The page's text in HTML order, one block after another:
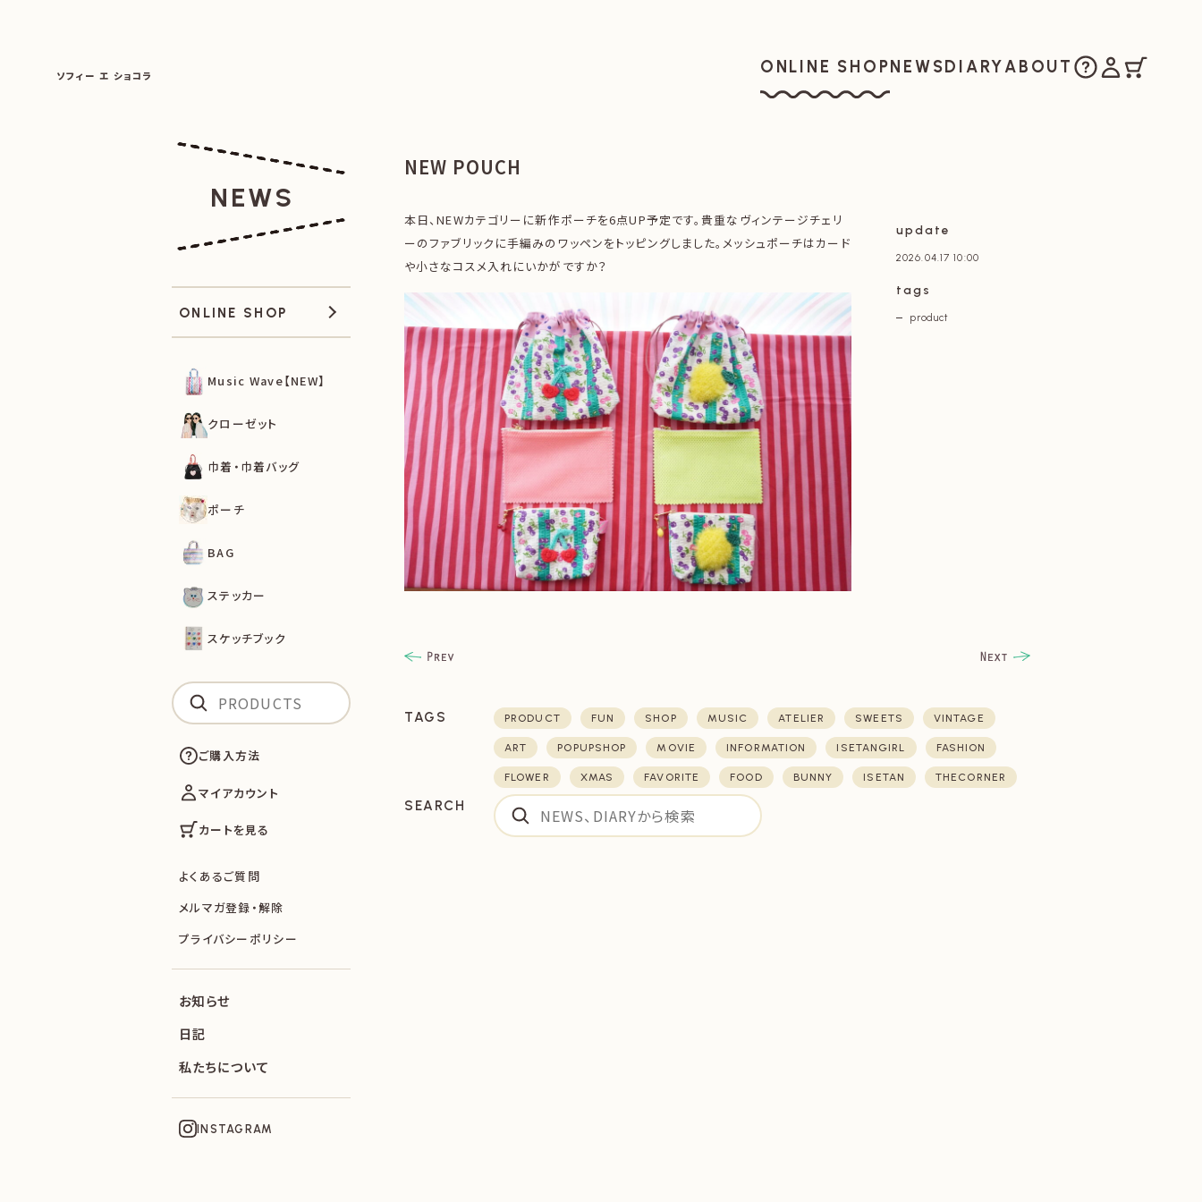
ソフィー エ ショコラ
||
ONLINE SHOP NEWSお知らせ
DIARY日記
ABOUT 私たちについて
ご購入方法
マイアカウ
NEWS
NEW POUCH
本日、NEWカテゴリーに新作ポーチを6点UP予定です。貴重なヴィンテージチェリ
ーのファブリックに手編みのワッペンをトッピングしました。メッシュポーチはカード
や小さなコスメ入れにいかがですか？
update
2026.04.17 10:00
tags
product
TAGS PRODUCT FUN SHOP MUSIC ATELIER SWEETS VINTAGE
ART POPUPSHOP MOVIE INFORMATION ISETANGIRL FASHION
FLOWER XMAS FAVORITE FOOD BUNNY ISETAN THECORNER
SEARCH
ONLINE SHOP
Music Wave【NEW】
クローゼット
巾着・巾着バッグ
ポーチ
BAG
ステッカー
スケッチブック
ご購入方法
マイアカウント
カートを見る
よくあるご質問
メルマガ登録・解除
プライバシーポリシー
お知らせ
日記
私たちについて
INSTAGRAM